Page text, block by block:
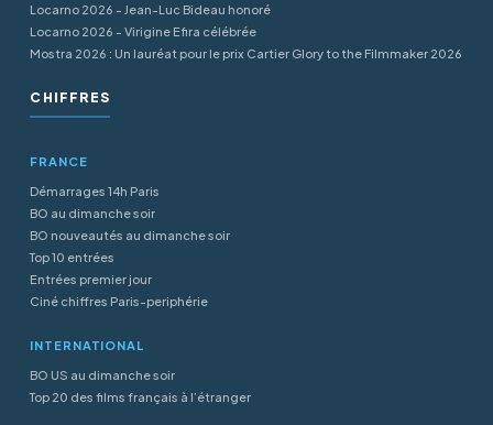
Locarno 2026 - Jean-Luc Bideau honoré
Locarno 2026 - Virigine Efira célébrée
Mostra 2026 : Un lauréat pour le prix Cartier Glory to the Filmmaker 2026
CHIFFRES
FRANCE
Démarrages 14h Paris
BO au dimanche soir
BO nouveautés au dimanche soir
Top 10 entrées
Entrées premier jour
Ciné chiffres Paris-periphérie
INTERNATIONAL
BO US au dimanche soir
Top 20 des films français à l’étranger